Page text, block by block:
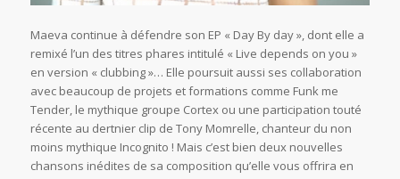
Maeva continue à défendre son EP « Day By day », dont elle a
remixé l’un des titres phares intitulé « Live depends on you »
en version « clubbing »… Elle poursuit aussi ses collaboration
avec beaucoup de projets et formations comme Funk me
Tender, le mythique groupe Cortex ou une participation touté
récente au dertnier clip de Tony Momrelle, chanteur du non
moins mythique Incognito ! Mais c’est bien deux nouvelles
chansons inédites de sa composition qu’elle vous offrira en